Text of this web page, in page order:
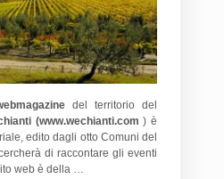
del territorio del
(www.wechianti.com ) è
edito dagli otto Comuni del
di raccontare gli eventi
web è della …